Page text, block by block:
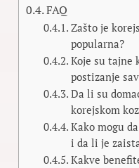
FAQ
Zašto je
popularna?
Koje su tajne
postizanje
Da li su
korejskom
Kako mogu
i da li je
Kakve